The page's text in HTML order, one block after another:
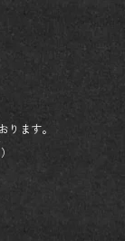
ります。
）